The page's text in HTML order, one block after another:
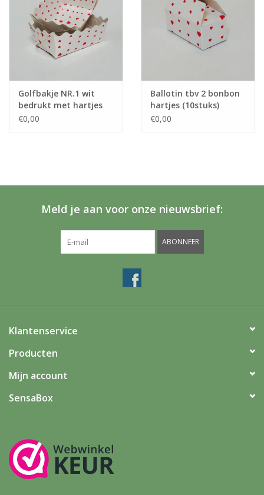
probleem!
Neem vrijblijvend contact met ons op viainfo@sensabox.nl
Golfbakje NR.1 wit
bedrukt met hartjes
(50stuks)
€0,00
Ballotin tbv 2 bonbon
hartjes (10stuks)
€0,00
Meld je aan voor onze nieuwsbrief:
ABONNEER
Klantenservice
Producten
Mijn account
SensaBox